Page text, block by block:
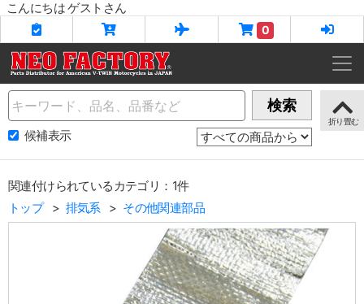
こんにちは ゲストさん
0
Name 検索
候補表示
関連付けられているカテゴリ：1件
トップ
排気系 その他関連部品